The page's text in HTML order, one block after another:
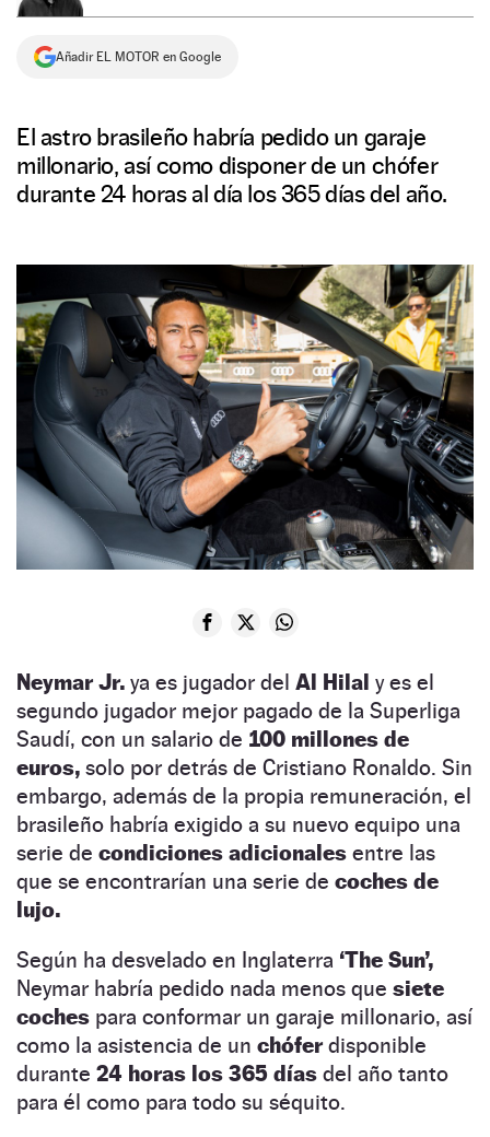
Añadir EL MOTOR en Google
El astro brasileño habría pedido un garaje
millonario, así como disponer de un chófer
durante 24 horas al día los 365 días del año.
Neymar Jr. ya es jugador del Al Hilal y es el
segundo jugador mejor pagado de la Superliga
Saudí, con un salario de 100 millones de
euros, solo por detrás de Cristiano Ronaldo. Sin
embargo, además de la propia remuneración, el
brasileño habría exigido a su nuevo equipo una
serie de condiciones adicionales entre las
que se encontrarían una serie de coches de
lujo.
Según ha desvelado en Inglaterra ‘The Sun’,
Neymar habría pedido nada menos que siete
coches para conformar un garaje millonario, así
como la asistencia de un chóferdisponible
durante 24 horas los 365 días del año tanto
para él como para todo su séquito.